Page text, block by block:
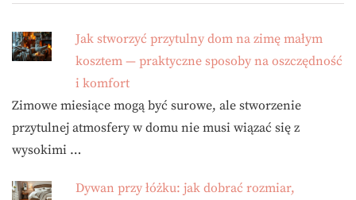
Jak stworzyć przytulny dom na zimę małym
kosztem — praktyczne sposoby na oszczędność
i komfort
Zimowe miesiące mogą być surowe, ale stworzenie
przytulnej atmosfery w domu nie musi wiązać się z
wysokimi …
Dywan przy łóżku: jak dobrać rozmiar,